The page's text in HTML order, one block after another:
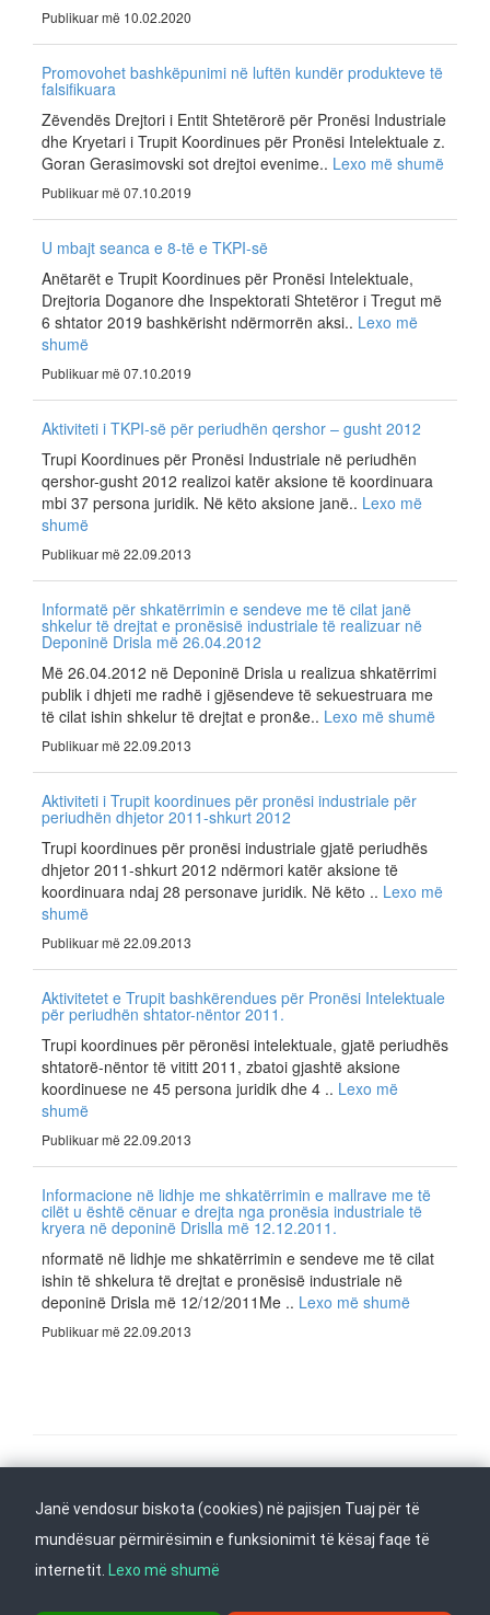
Publikuar më 10.02.2020
Promovohet bashkëpunimi në luftën kundër produkteve të
falsifikuara
Zëvendës Drejtori i Entit Shtetërorë për Pronësi Industriale
dhe Kryetari i Trupit Koordinues për Pronësi Intelektuale z.
Goran Gerasimovski sot drejtoi evenime.. Lexo më shumë
Publikuar më 07.10.2019
U mbajt seanca e 8-të e TKPI-së
Anëtarët e Trupit Koordinues për Pronësi Intelektuale,
Drejtoria Doganore dhe Inspektorati Shtetëror i Tregut më
6 shtator 2019 bashkërisht ndërmorrën aksi.. Lexo më
shumë
Publikuar më 07.10.2019
Aktiviteti i TKPI-së për periudhën qershor – gusht 2012
Trupi Koordinues për Pronësi Industriale në periudhën
qershor-gusht 2012 realizoi katër aksione të koordinuara
mbi 37 persona juridik. Në këto aksione janë.. Lexo më
shumë
Publikuar më 22.09.2013
Informatë për shkatërrimin e sendeve me të cilat janë
shkelur të drejtat e pronësisë industriale të realizuar në
Deponinë Drisla më 26.04.2012
Më 26.04.2012 në Deponinë Drisla u realizua shkatërrimi
publik i dhjeti me radhë i gjësendeve të sekuestruara me
të cilat ishin shkelur të drejtat e pron&e.. Lexo më shumë
Publikuar më 22.09.2013
Aktiviteti i Trupit koordinues për pronësi industriale për
periudhën dhjetor 2011-shkurt 2012
Trupi koordinues për pronësi industriale gjatë periudhës
dhjetor 2011-shkurt 2012 ndërmori katër aksione të
koordinuara ndaj 28 personave juridik. Në këto .. Lexo më
shumë
Publikuar më 22.09.2013
Aktivitetet e Trupit bashkërendues për Pronësi Intelektuale
për periudhën shtator-nëntor 2011.
Trupi koordinues për përonësi intelektuale, gjatë periudhës
shtatorë-nëntor të vititt 2011, zbatoi gjashtë aksione
koordinuese ne 45 persona juridik dhe 4 .. Lexo më
shumë
Publikuar më 22.09.2013
Informacione në lidhje me shkatërrimin e mallrave me të
cilët u është cënuar e drejta nga pronësia industriale të
kryera në deponinë Drislla më 12.12.2011.
nformatë në lidhje me shkatërrimin e sendeve me të cilat
ishin të shkelura të drejtat e pronësisë industriale në
deponinë Drisla më 12/12/2011Me .. Lexo më shumë
Publikuar më 22.09.2013
Kthehu në fillim Na ndiqni në
Janë vendosur biskota (cookies) në pajisjen Tuaj për të
mundësuar përmirësimin e funksionimit të kësaj faqe të
internetit. Lexo më shumë